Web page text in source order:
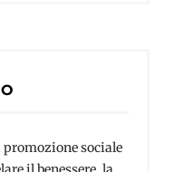
promozione sociale